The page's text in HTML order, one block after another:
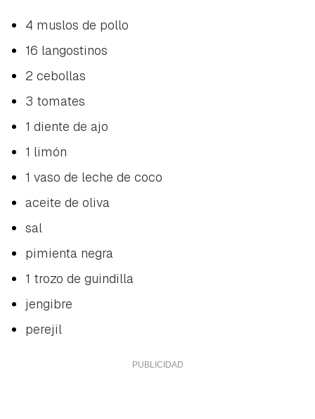
4 muslos de pollo
16 langostinos
2 cebollas
3 tomates
1 diente de ajo
1 limón
1 vaso de leche de coco
aceite de oliva
sal
pimienta negra
1 trozo de guindilla
jengibre
perejil